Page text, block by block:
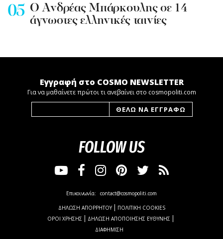
Ο Ανδρέας Μπάρκουλης σε 14
άγνωστες ελληνικές ταινίες
Εγγραφή στο COSMO NEWSLETTER
Για να μαθαίνετε πρώτοι τι ανεβαίνει στο cosmopoliti.com
FOLLOW US
Επικοινωνία: contact@cosmopoliti.com
ΔΗΛΩΣΗ ΑΠΟΡΡΗΤΟΥ
ΠΟΛΙΤΙΚΗ COOKIES
ΟΡΟΙ ΧΡΗΣΗΣ
ΔΗΛΩΣΗ ΑΠΟΠΟΙΗΣΗΣ ΕΥΘΥΝΗΣ
ΔΙΑΦΗΜΙΣΗ